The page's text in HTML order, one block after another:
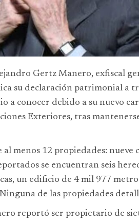
Gertz Manero, exfiscal
su declaración patrimonial a
a conocer debido a su nuevo
Exteriores, tras
menos 12 propiedades: nueve
se encuentran seis
un edificio de 4 mil 977
de las propiedades
reportó ser propietario de